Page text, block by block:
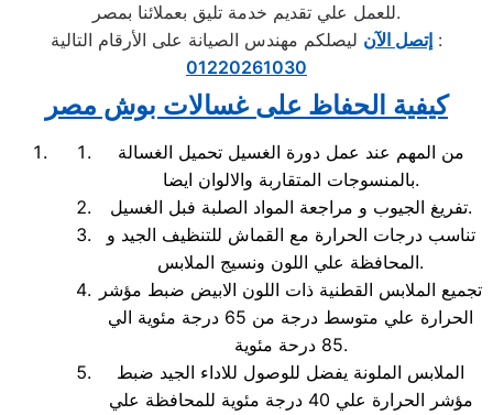
للعمل علي تقديم خدمة تليق بعملائنا بمصر.
إتصل الآن ليصلكم مهندس الصيانة على الأرقام التالية :
01220261030
كيفية الحفاظ على غسالات بوش مصر
من المهم عند عمل دورة الغسيل تحميل الغسالة
بالمنسوجات المتقاربة والالوان ايضا.
تفريغ الجيوب و مراجعة المواد الصلبة فبل الغسيل.
تناسب درجات الحرارة مع القماش للتنظيف الجيد و
المحافظة علي اللون ونسيج الملابس.
تجميع الملابس القطنية ذات اللون الابيض ضبط مؤشر
الحرارة علي متوسط درجة من 65 درجة مئوية الي
85 درحة مئوية.
الملابس الملونة يفضل للوصول للاداء الجيد ضبط
مؤشر الحرارة علي 40 درجة مئوية للمحافظة علي